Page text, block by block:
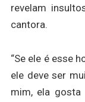
revelam
cantora.
“Se ele é esse
ele deve ser
mim, ela gosta